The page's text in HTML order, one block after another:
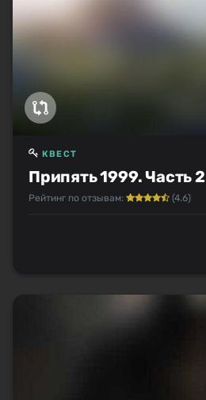
Припять 1999. Часть 2
КВЕСТ
Рейтинг по отзывам: (4.6)